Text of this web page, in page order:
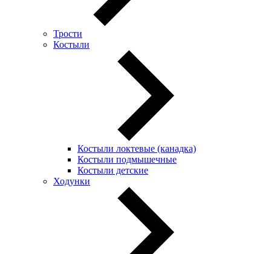
Трости
Костыли
Костыли локтевые (канадка)
Костыли подмышечные
Костыли детские
Ходунки